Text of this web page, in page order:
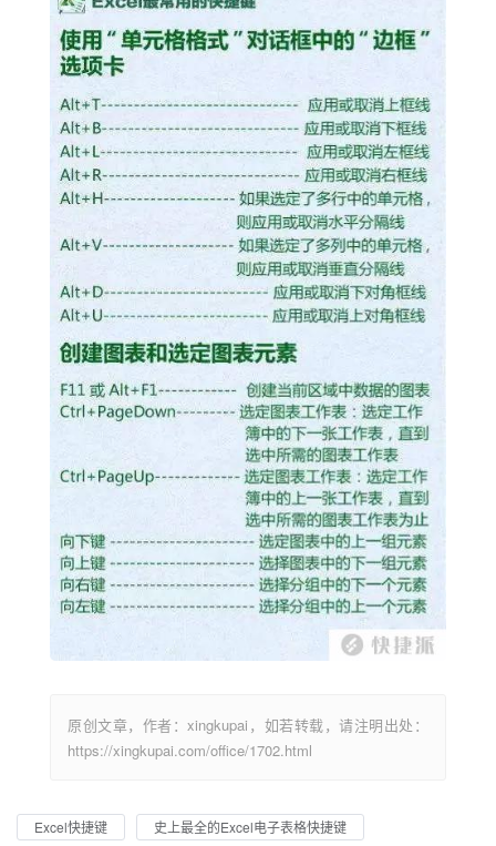
原创文章，作者：xingkupai，如若转载，请注明出处：
https://xingkupai.com/office/1702.html
Excel快捷键 史上最全的Excel电子表格快捷键